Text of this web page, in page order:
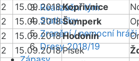
Realizační tým
Statistiky
Zranění / nemocní hráči
Dresy 2018/19
2
15.09.2018Kopřivnice
2
15.09.2018Šumperk
2
15.09.2018Hodonín
2
15.09.2018Písek